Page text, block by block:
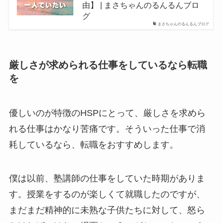
まさちゃんのるんるんブログ
由】 | まさちゃんのるんるんブロ
グ
厳しさが求められる仕事をしているなら転職
を
優しいのが特徴のHSPにとって、厳しさを求めら
れる仕事はかなり苦痛です。そういった仕事で消
耗しているなら、転職をおすすめします。
僕は以前、塾講師の仕事をしていた時期がありま
す。授業をするのが楽しくて就職したのですが、
まだまだ精神的に未熟な子供たちに対して、怒ら